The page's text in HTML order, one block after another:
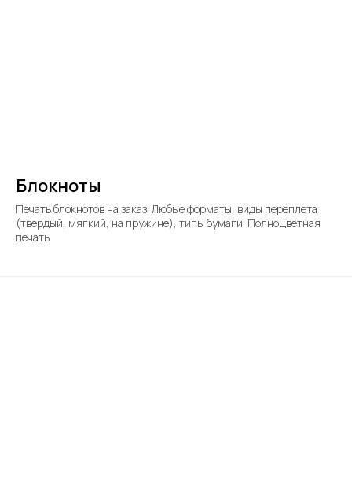
Блокноты
Печать блокнотов на заказ. Любые форматы, виды переплета
(твердый, мягкий, на пружине), типы бумаги. Полноцветная
печать